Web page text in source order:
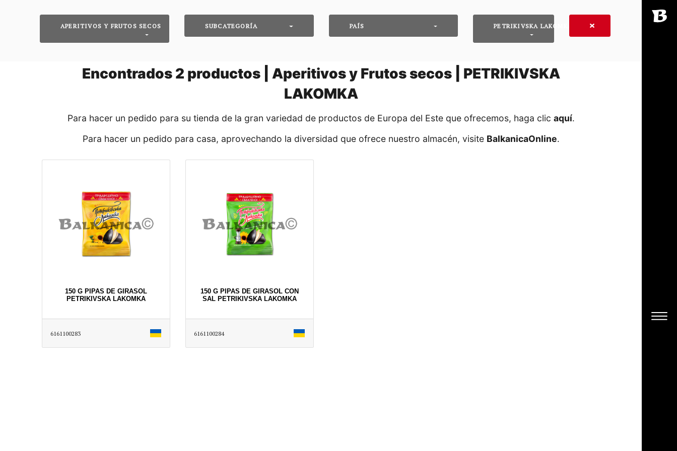
APERITIVOS Y FRUTOS SECOS SUBCATEGORÍA PAÍS PETRIKIVSKA LAKOMKA
Encontrados 2 productos | Aperitivos y Frutos secos | PETRIKIVSKA
LAKOMKA
Para hacer un pedido para su tienda de la gran variedad de productos de Europa del Este que ofrecemos, haga clic aquí․
Para hacer un pedido para casa, aprovechando la diversidad que ofrece nuestro almacén, visite BalkanicaOnline․
150 G PIPAS DE GIRASOL
PETRIKIVSKA LAKOMKA
6161100283
150 G PIPAS DE GIRASOL CON
SAL PETRIKIVSKA LAKOMKA
6161100284